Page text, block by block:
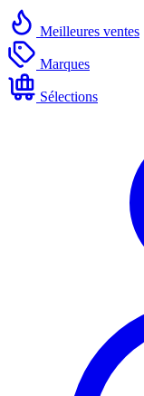
Meilleures ventes
Marques
Sélections